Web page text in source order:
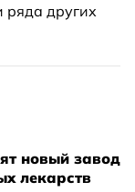
других
новый завод
лекарств